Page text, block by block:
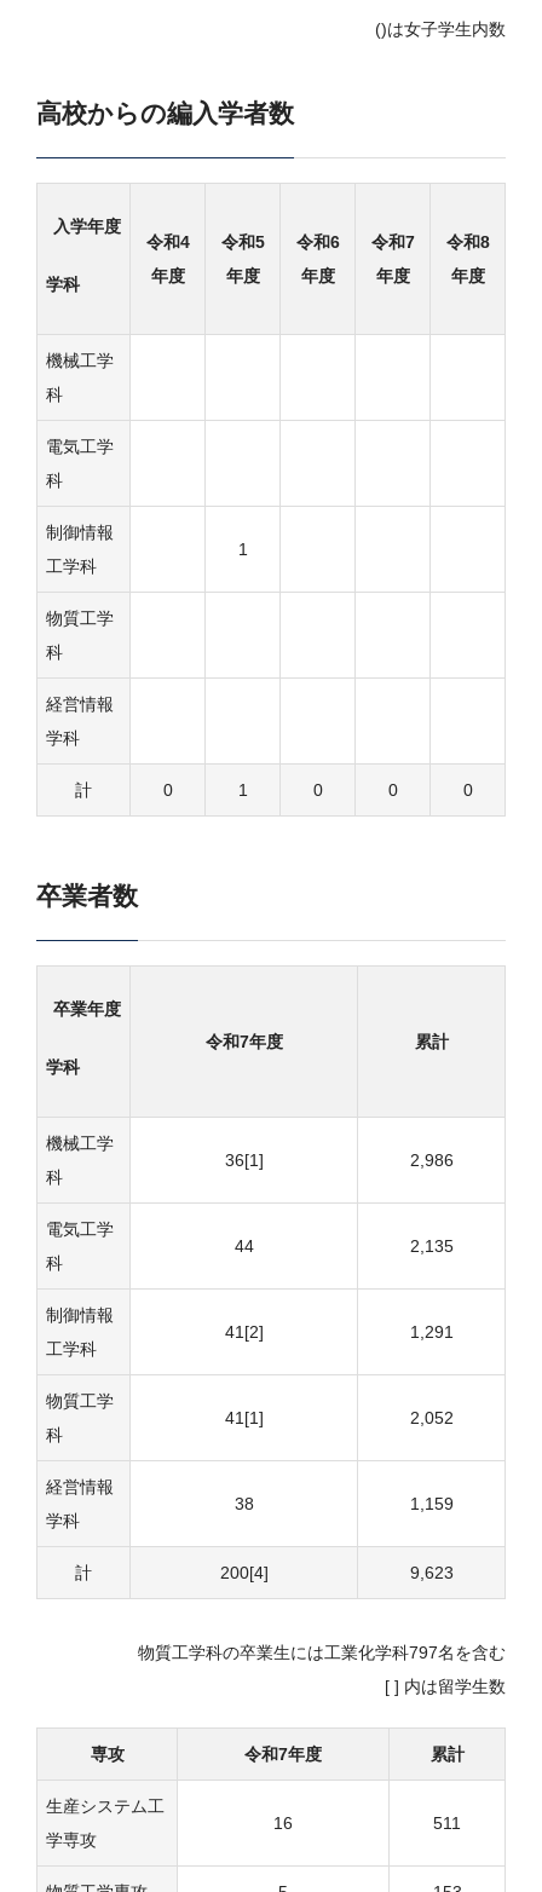
()は女子学生内数
高校からの編入学者数
入学年度
学科
令和4
年度
令和5
年度
令和6
年度
令和7
年度
令和8
年度
機械工学
科
電気工学
科
制御情報
工学科
1
物質工学
科
経営情報
学科
計 0 1 0 0 0
卒業者数
卒業年度
学科
令和7年度 累計
機械工学
科
36[1] 2,986
電気工学
科
44 2,135
制御情報
工学科
41[2] 1,291
物質工学
科
41[1] 2,052
経営情報
学科
38 1,159
計 200[4] 9,623
物質工学科の卒業生には工業化学科797名を含む
[ ] 内は留学生数
専攻 令和7年度 累計
生産システム工
学専攻
16 511